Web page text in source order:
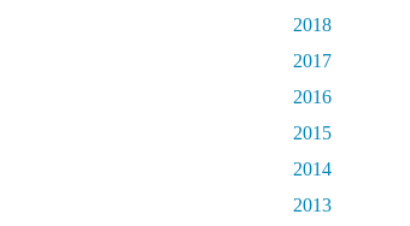
2018
2017
2016
2015
2014
2013